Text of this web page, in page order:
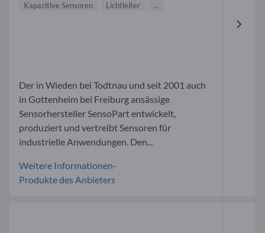
Kapazitive Sensoren
Lichtleiter ...
Der in Wieden bei Todtnau und seit 2001 auch
in Gottenheim bei Freiburg ansässige
Sensorhersteller SensoPart entwickelt,
produziert und vertreibt Sensoren für
industrielle Anwendungen. Den...
Weitere Informationen-
Produkte des Anbieters